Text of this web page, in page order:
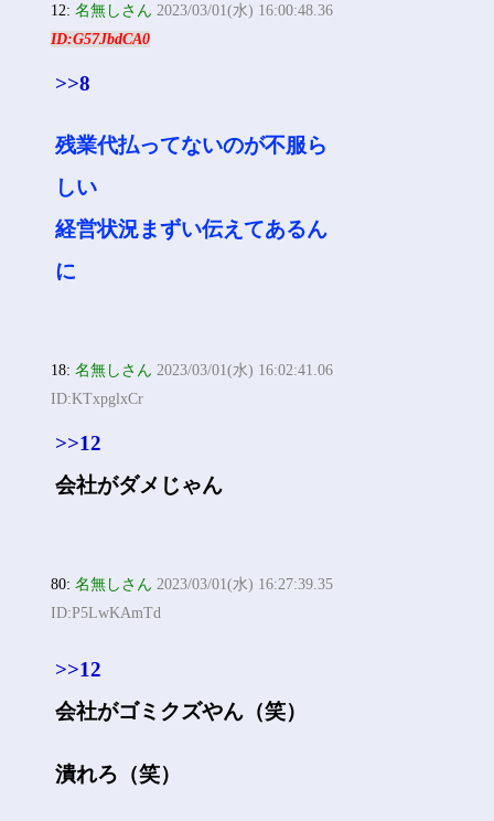
12:名無しさん 2023/03/01(水) 16:00:48.36
ID:G57JbdCA0
>>8
残業代払ってないのが不服ら
しい
経営状況まずい伝えてあるん
に
18:名無しさん 2023/03/01(水) 16:02:41.06
ID:KTxpglxCr
>>12
会社がダメじゃん
80:名無しさん 2023/03/01(水) 16:27:39.35
ID:P5LwKAmTd
>>12
会社がゴミクズやん（笑）
潰れろ（笑）